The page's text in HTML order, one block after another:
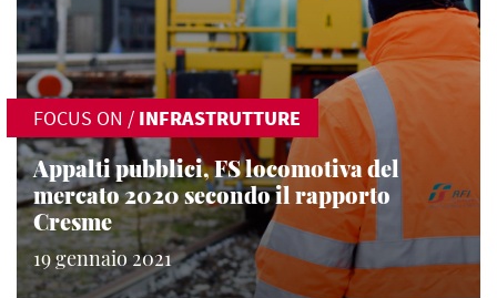
FOCUS ON / INFRASTRUTTURE
Appalti pubblici, FS locomotiva del
mercato 2020 secondo il rapporto
Cresme
19 gennaio 2021